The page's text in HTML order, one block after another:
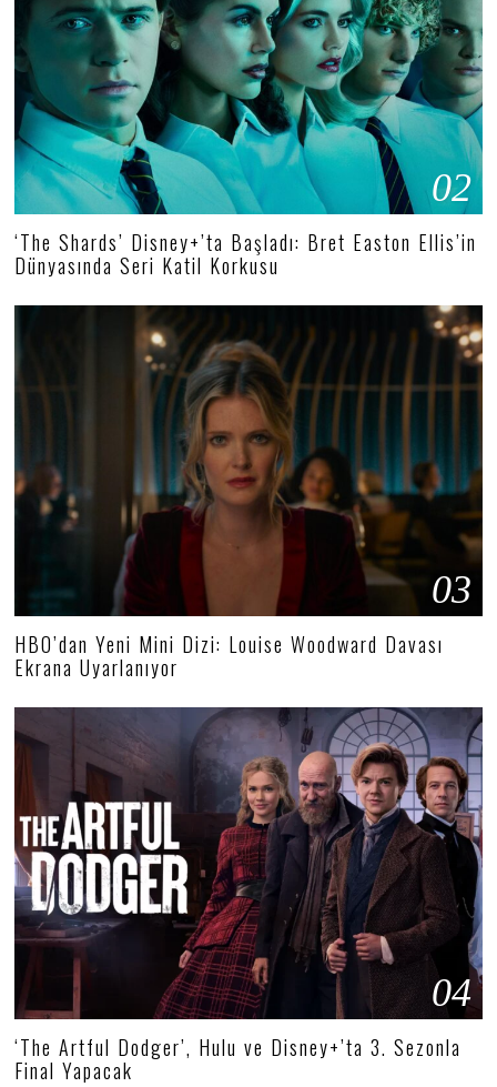
02
‘The Shards’ Disney+’ta Başladı: Bret Easton Ellis’in
Dünyasında Seri Katil Korkusu
03
HBO’dan Yeni Mini Dizi: Louise Woodward Davası
Ekrana Uyarlanıyor
04
‘The Artful Dodger’, Hulu ve Disney+’ta 3. Sezonla
Final Yapacak